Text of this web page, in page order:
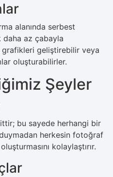
alanında serbest
daha az çabayla
geliştirebilir veya
oluşturabilirler.
Şeyler
bu sayede herhangi bir
herkesin fotoğraf
kolaylaştırır.